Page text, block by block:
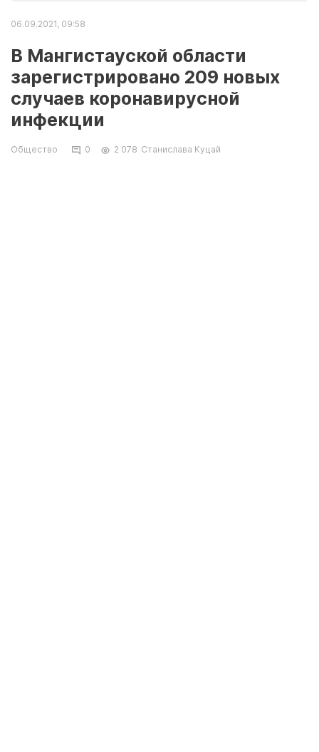
06.09.2021, 09:58
В Мангистауской области
зарегистрировано 209 новых
случаев коронавирусной
инфекции
Общество 0 2 078 Станислава Куцай